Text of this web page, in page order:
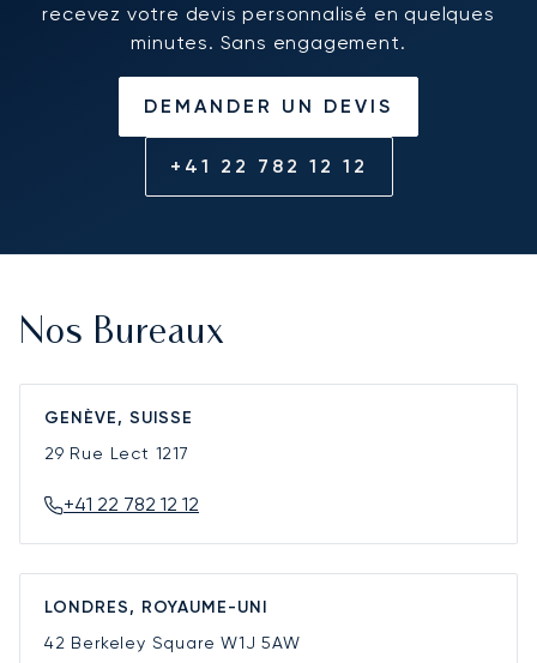
recevez votre devis personnalisé en quelques
minutes. Sans engagement.
DEMANDER UN DEVIS
+41 22 782 12 12
Nos Bureaux
GENÈVE, SUISSE
29 Rue Lect 1217
+41 22 782 12 12
LONDRES, ROYAUME-UNI
42 Berkeley SquareW1J 5AW